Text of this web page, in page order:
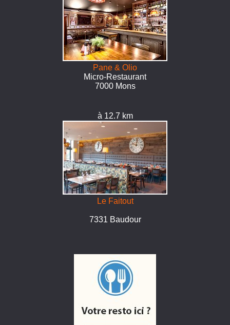
Pane & Olio
Micro-Restaurant
7000 Mons
à 12.7 km
Le Faitout
7331 Baudour